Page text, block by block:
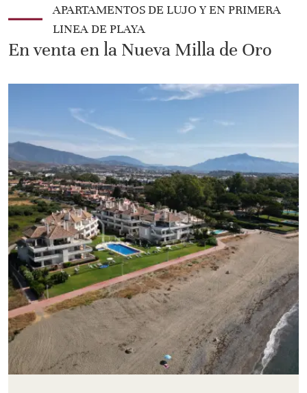
APARTAMENTOS DE LUJO Y EN PRIMERA
LINEA DE PLAYA
En venta en la Nueva Milla de Oro